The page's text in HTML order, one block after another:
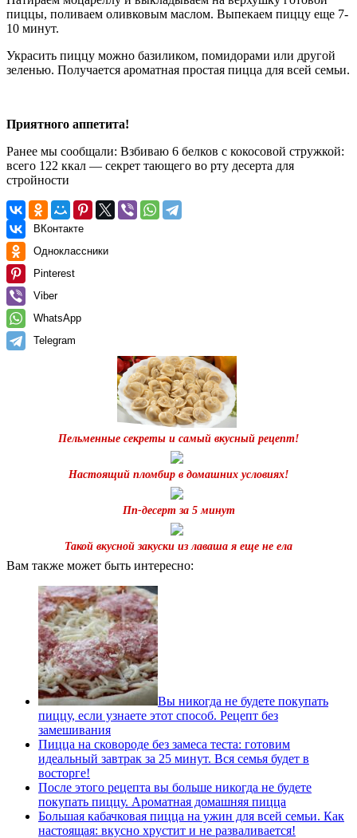
пиццы, поливаем оливковым маслом. Выпекаем пиццу еще 7-
10 минут.
Украсить пиццу можно базиликом, помидорами или другой
зеленью. Получается ароматная простая пицца для всей семьи.
Приятного аппетита!
Ранее мы сообщали: Взбиваю 6 белков с кокосовой стружкой:
всего 122 ккал — секрет тающего во рту десерта для
стройности
ВКонтакте
Одноклассники
Pinterest
Viber
WhatsApp
Telegram
Пельменные секреты и самый вкусный рецепт!
Настоящий пломбир в домашних условиях!
Пп-десерт за 5 минут
Такой вкусной закуски из лаваша я еще не ела
Вам также может быть интересно:
Вы никогда не будете покупать
пиццу, если узнаете этот способ. Рецепт без
замешивания
Пицца на сковороде без замеса теста: готовим
идеальный завтрак за 25 минут. Вся семья будет в
восторге!
После этого рецепта вы больше никогда не будете
покупать пиццу. Ароматная домашняя пицца
Большая кабачковая пицца на ужин для всей семьи. Как
настоящая: вкусно хрустит и не разваливается!